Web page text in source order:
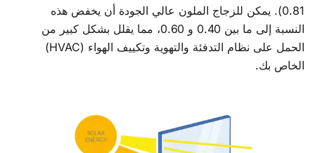
0.81). يمكن للزجاج الملون عالي الجودة أن يخفض هذه
النسبة إلى ما بين 0.40 و 0.60، مما يقلل بشكل كبير من
الحمل على نظام التدفئة والتهوية وتكييف الهواء (HVAC)
الخاص بك.